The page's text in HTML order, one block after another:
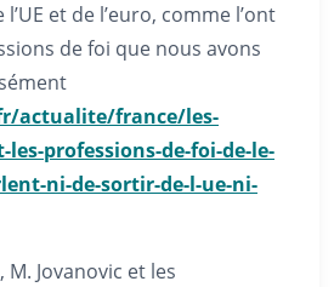
et de l’euro, comme l’ont
de foi que nous avons
actualite/france/les-
professions-de-foi-de-le-
ni-de-sortir-de-l-ue-ni-
M. Jovanovic et les